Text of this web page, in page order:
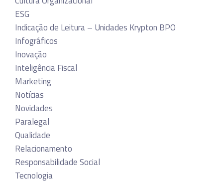
ESG
Indicação de Leitura – Unidades Krypton BPO
Infográficos
Inovação
Inteligência Fiscal
Marketing
Notícias
Novidades
Paralegal
Qualidade
Relacionamento
Responsabilidade Social
Tecnologia